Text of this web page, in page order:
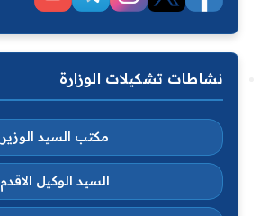
نشاطات تشكيلات الوزارة
مكتب السيد الوزير
السيد الوكيل الاقدم